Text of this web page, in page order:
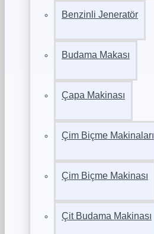
Benzinli Jeneratör
Budama Makası
Çapa Makinası
Çim Biçme Makinaları
Çim Biçme Makinası
Çit Budama Makinası